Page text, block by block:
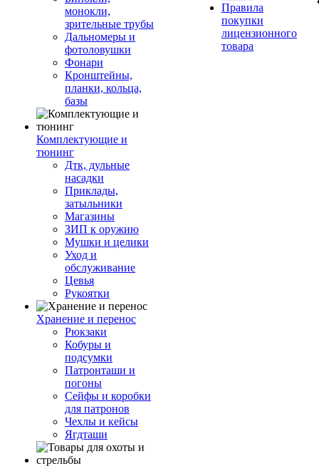
монокли,
зрительные трубы
Дальномеры и
фотоловушки
Фонари
Кронштейны,
планки, кольца,
базы
Комплектующие и
тюнинг
Дтк, дульные
насадки
Приклады,
затыльники
Магазины
ЗИП к оружию
Мушки и целики
Уход и
обслуживание
Цевья
Рукоятки
Хранение и перенос
Рюкзаки
Кобуры и
подсумки
Патронташи и
погоны
Сейфы и коробки
для патронов
Чехлы и кейсы
Ягдташи
Правила
покупки
лицензионного
товара